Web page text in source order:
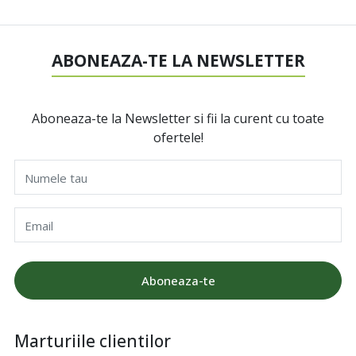
ABONEAZA-TE LA NEWSLETTER
Aboneaza-te la Newsletter si fii la curent cu toate
ofertele!
Numele tau
Email
Aboneaza-te
Marturiile clientilor